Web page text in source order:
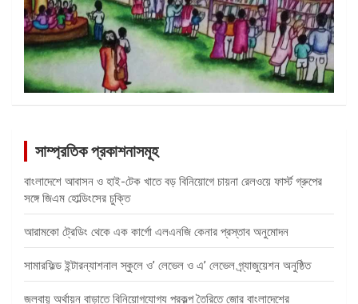
সাম্প্রতিক প্রকাশনাসমূহ
বাংলাদেশে আবাসন ও হাই-টেক খাতে বড় বিনিয়োগে চায়না রেলওয়ে ফার্স্ট গ্রুপের
সঙ্গে জিএম হোল্ডিংসের চুক্তি
আরামকো ট্রেডিং থেকে এক কার্গো এলএনজি কেনার প্রস্তাব অনুমোদন
সামারফিল্ড ইন্টারন্যাশনাল স্কুলে ও’ লেভেল ও এ’ লেভেল গ্র্যাজুয়েশন অনুষ্ঠিত
জলবায়ু অর্থায়ন বাড়াতে বিনিয়োগযোগ্য প্রকল্প তৈরিতে জোর বাংলাদেশের